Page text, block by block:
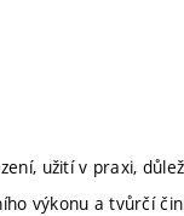
užití v praxi,
výkonu a tvůrčí